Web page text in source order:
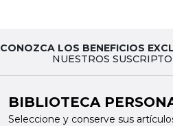
CONOZCA LOS BENEFICIOS
NUESTROS
BIBLIOTECA
Seleccione y conserve sus